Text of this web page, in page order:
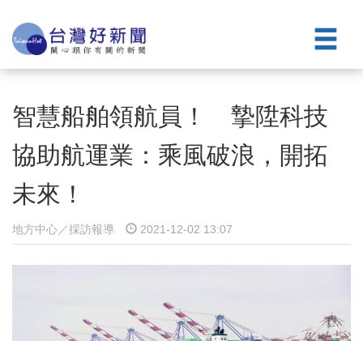
智慧船舶領航員！ 摯陞科技
協助航運業：乘風破浪，開拓
未來！
地方中心／採訪報導 2021-12-02 13:07